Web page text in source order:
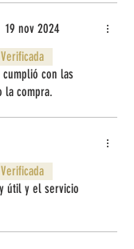
19 nov 2024
Verificada
con las
la compra.
Verificada
útil y el servicio